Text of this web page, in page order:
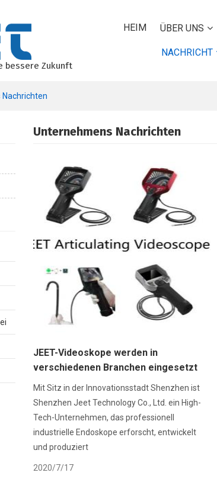
bessere Zukunft
HEIM ÜBER UNS
NACHRICHT
Unternehmens Nachrichten
JEET-Videoskope werden in
verschiedenen Branchen eingesetzt
Mit Sitz in der Innovationsstadt Shenzhen ist
Shenzhen Jeet Technology Co., Ltd. ein High-
Tech-Unternehmen, das professionell
industrielle Endoskope erforscht, entwickelt
und produziert
2020/7/17